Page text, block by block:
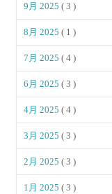
9月 2025( 3 )
8月 2025( 1 )
7月 2025( 4 )
6月 2025( 3 )
4月 2025( 4 )
3月 2025( 3 )
2月 2025( 3 )
1月 2025( 3 )